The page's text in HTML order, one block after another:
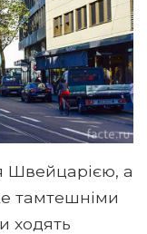
Швейцарією, а
тамтешніми
ходять